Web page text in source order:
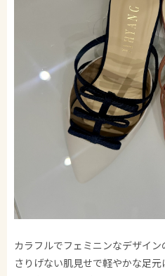
カラフルでフェミニンなデザイン
さりげない肌見せで軽やかな足元